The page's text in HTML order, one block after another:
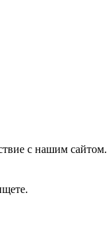
с нашим сайтом.